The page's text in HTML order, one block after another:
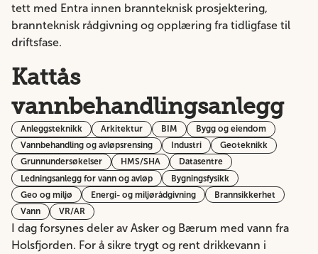
tett med Entra innen brannteknisk prosjektering,
brannteknisk rådgivning og opplæring fra tidligfase til
driftsfase.
Kattås
vannbehandlingsanlegg
Anleggsteknikk Arkitektur BIM
Bygg og eiendom
Vannbehandling og avløpsrensing
Industri
Geoteknikk
Grunnundersøkelser
HMS/SHA
Datasentre
Ledningsanlegg for vann og avløp
Bygningsfysikk
Geo og miljø
Energi- og miljørådgivning
Brannsikkerhet
Vann
VR/AR
I dag forsynes deler av Asker og Bærum med vann fra
Holsfjorden. For å sikre trygt og rent drikkevann i